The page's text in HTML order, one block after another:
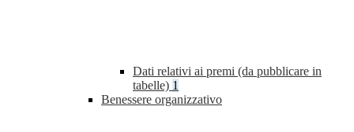
Dati relativi ai premi (da pubblicare in
tabelle) 1
Benessere organizzativo